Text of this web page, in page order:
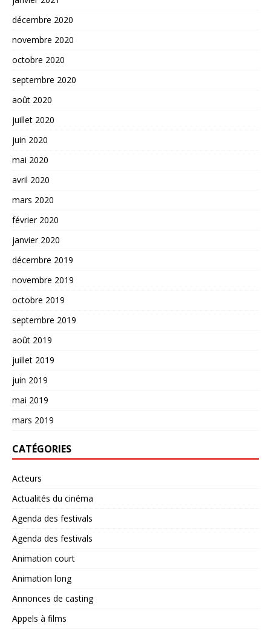
décembre 2020
novembre 2020
octobre 2020
septembre 2020
août 2020
juillet 2020
juin 2020
mai 2020
avril 2020
mars 2020
février 2020
janvier 2020
décembre 2019
novembre 2019
octobre 2019
septembre 2019
août 2019
juillet 2019
juin 2019
mai 2019
mars 2019
CATÉGORIES
Acteurs
Actualités du cinéma
Agenda des festivals
Agenda des festivals
Animation court
Animation long
Annonces de casting
Appels à films